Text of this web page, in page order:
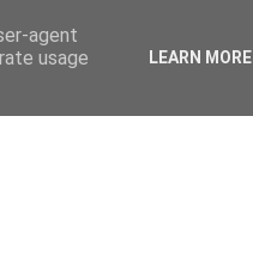
agent
usage
LEARN MORE